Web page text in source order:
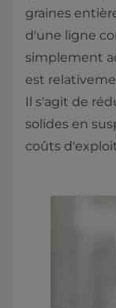
graines
d'une ligne
simplement
est
Il s'agit de
solides en
coûts